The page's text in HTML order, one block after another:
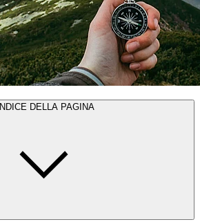
INDICE DELLA PAGINA